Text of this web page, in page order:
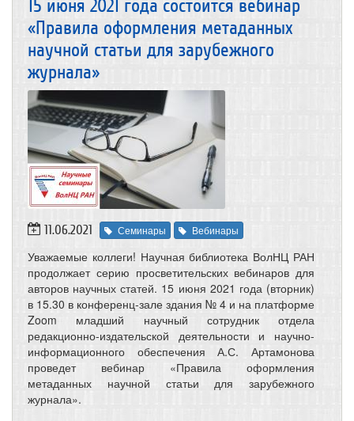
15 июня 2021 года состоится вебинар
«Правила оформления метаданных
научной статьи для зарубежного
журнала»
11.06.2021 Семинары Вебинары
Уважаемые коллеги! Научная библиотека ВолНЦ РАН
продолжает серию просветительских вебинаров для
авторов научных статей. 15 июня 2021 года (вторник)
в 15.30 в конференц-зале здания № 4 и на платформе
Zoom младший научный сотрудник отдела
редакционно-издательской деятельности и научно-
информационного обеспечения А.С. Артамонова
проведет вебинар «Правила оформления
метаданных научной статьи для зарубежного
журнала».